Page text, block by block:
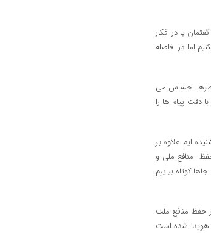
یا در افکار
اما در فاصله
احساس می
دقت پیام ها را
ایم علاوه بر
منافع ملی و
کوتاه بیاییم
منافع ملت
هویدا شده است